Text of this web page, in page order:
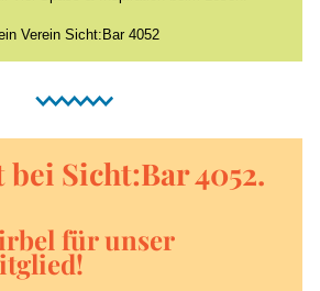
Verein Sicht:Bar 4052
bei Sicht:Bar 4052.
für unser